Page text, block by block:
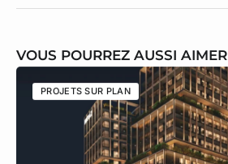
VOUS POURREZ AUSSI AIMER
PROJETS SUR PLAN